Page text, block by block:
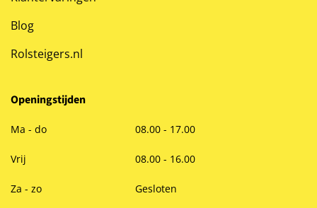
Blog
Rolsteigers.nl
Openingstijden
Ma - do 08.00 - 17.00
Vrij 08.00 - 16.00
Za - zo Gesloten